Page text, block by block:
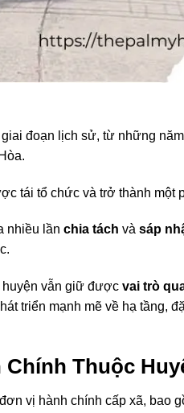
đoạn lịch sử, từ những
tái tổ chức và trở thành một
nhiều lần chia tách và sáp
huyện vẫn giữ được vai trò
triển mạnh mẽ về hạ tầng,
Thuộc
vị hành chính cấp xã, bao